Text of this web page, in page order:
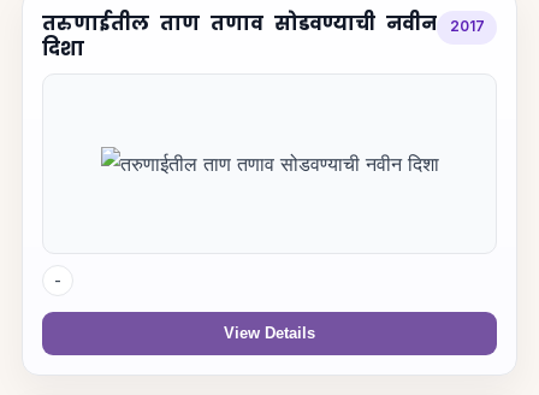
तरुणाईतील ताण तणाव सोडवण्याची नवीन
दिशा
2017
-
View Details